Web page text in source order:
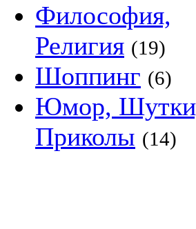
Философия,
Религия (19)
Шоппинг (6)
Юмор,
Приколы (14)